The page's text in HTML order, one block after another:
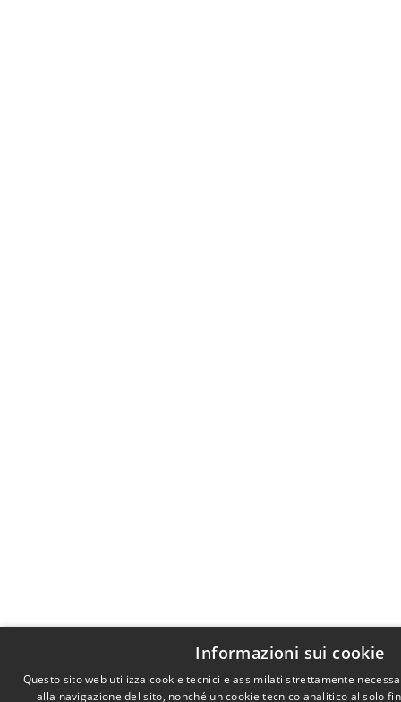
Informazioni sui cookie
Questo sito web utilizza cookie tecnici e assimilati strettamente
alla navigazione del sito, nonché un cookie tecnico analitico al solo